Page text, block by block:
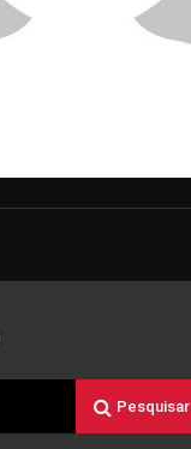
Pesquisar